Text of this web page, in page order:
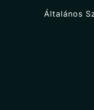
Általános